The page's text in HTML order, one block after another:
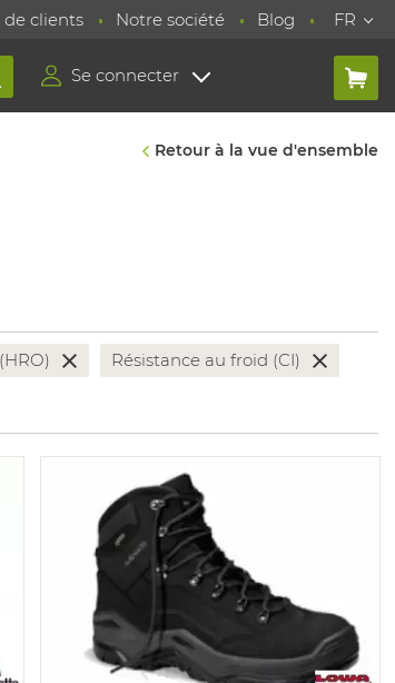
de clients Notre société Blog FR
Se connecter
Retour à la vue d'ensemble
Résistance au froid (CI)